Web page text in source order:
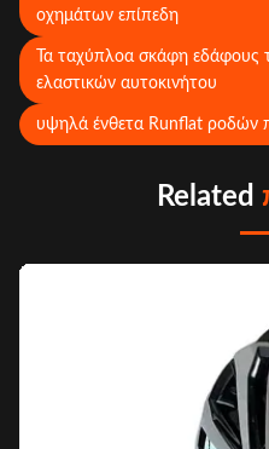
οχημάτων επίπεδη
Τα ταχύπλοα σκάφη εδάφους
ελαστικών αυτοκινήτου
υψηλά ένθετα Runflat ροδών
Related